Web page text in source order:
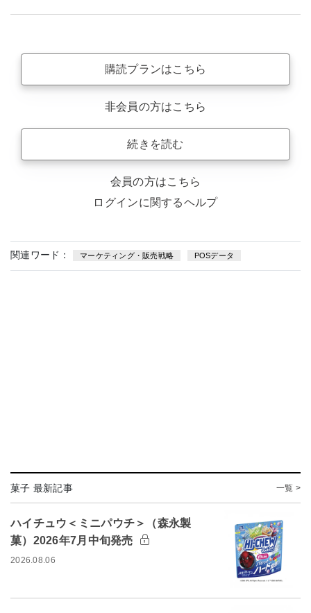
購読プランはこちら
非会員の方はこちら
続きを読む
会員の方はこちら
ログインに関するヘルプ
関連ワード： マーケティング・販売戦略 POSデータ
菓子 最新記事 一覧 >
ハイチュウ＜ミニパウチ＞（森永製
菓）2026年7月中旬発売
2026.08.06